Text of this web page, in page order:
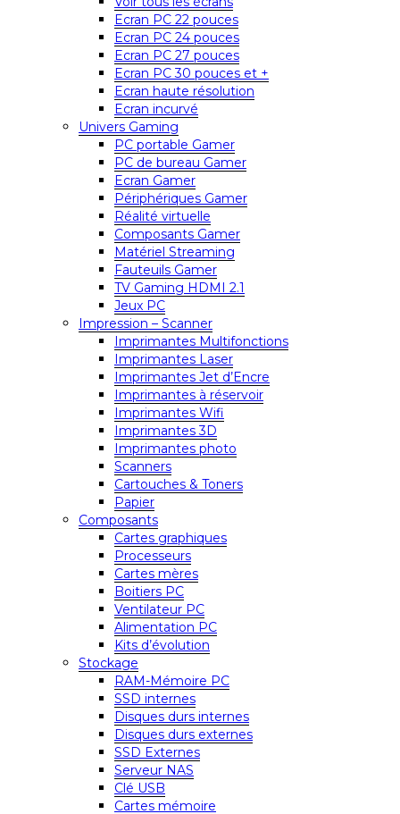
Ecran PC 22 pouces
Ecran PC 24 pouces
Ecran PC 27 pouces
Ecran PC 30 pouces et +
Ecran haute résolution
Ecran incurvé
Univers Gaming
PC portable Gamer
PC de bureau Gamer
Ecran Gamer
Périphériques Gamer
Réalité virtuelle
Composants Gamer
Matériel Streaming
Fauteuils Gamer
TV Gaming HDMI 2.1
Jeux PC
Impression – Scanner
Imprimantes Multifonctions
Imprimantes Laser
Imprimantes Jet d’Encre
Imprimantes à réservoir
Imprimantes Wifi
Imprimantes 3D
Imprimantes photo
Scanners
Cartouches & Toners
Papier
Composants
Cartes graphiques
Processeurs
Cartes mères
Boitiers PC
Ventilateur PC
Alimentation PC
Kits d’évolution
Stockage
RAM-Mémoire PC
SSD internes
Disques durs internes
Disques durs externes
SSD Externes
Serveur NAS
Clé USB
Cartes mémoire